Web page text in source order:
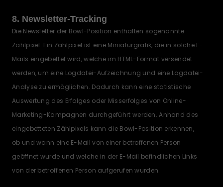
8. Newsletter-Tracking
Die Newsletter der Bowl-Position enthalten sogenannte
Zählpixel. Ein Zählpixel ist eine Miniaturgrafik, die in solche E-
Mails eingebettet wird, welche im HTML-Format versendet
werden, um eine Logdatei-Aufzeichnung und eine Logdatei-
Analyse zu ermöglichen. Dadurch kann eine statistische
Auswertung des Erfolges oder Misserfolges von Online-
Marketing-Kampagnen durchgeführt werden. Anhand des
eingebetteten Zählpixels kann die Bowl-Position erkennen,
ob und wann eine E-Mail von einer betroffenen Person
geöffnet wurde und welche in der E-Mail befindlichen Links
von der betroffenen Person aufgerufen wurden.